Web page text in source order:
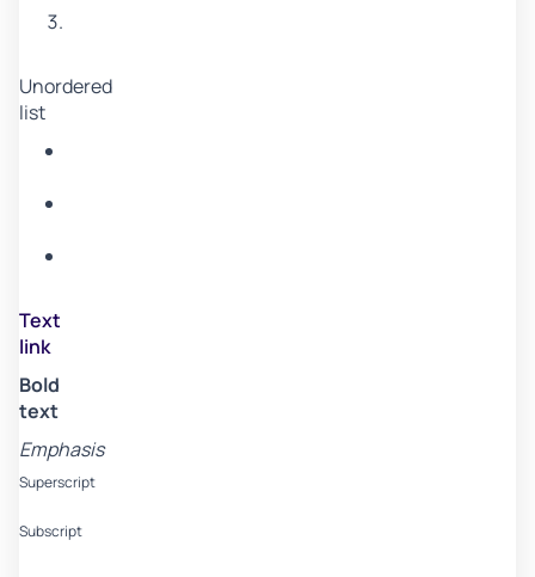
Unordered
list
Text
link
Bold
text
Emphasis
Superscript
Subscript